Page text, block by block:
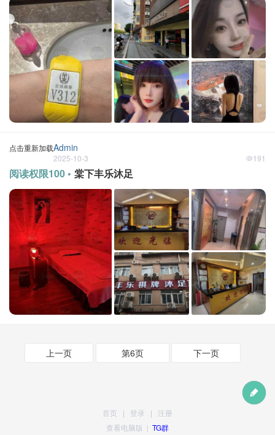
点击重新加载Admin
2025-10-3 191
阅读权限100 • 棠下丰乐沐足
上一页 第6页 下一页
首页 | 登录 | 注册
查看电脑版 | TG群